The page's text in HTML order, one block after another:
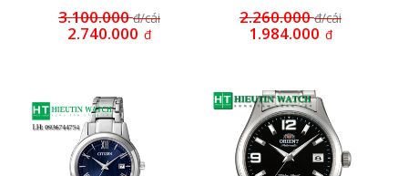
3.100.000đ/cái
2.740.000 đ
2.260.000đ/cái
1.984.000 đ